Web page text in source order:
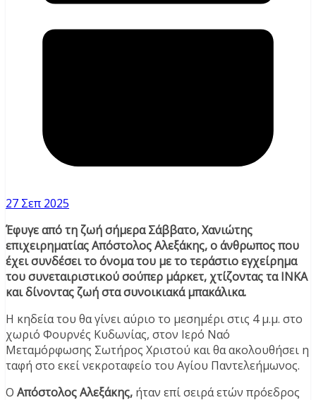
27 Σεπ 2025
Έφυγε από τη ζωή σήμερα Σάββατο, Χανιώτης
επιχειρηματίας Απόστολος Αλεξάκης, ο άνθρωπος που
έχει συνδέσει το όνομα του με το τεράστιο εγχείρημα
του συνεταιριστικού σούπερ μάρκετ, χτίζοντας τα ΙΝΚΑ
και δίνοντας ζωή στα συνοικιακά μπακάλικα.
Η κηδεία του θα γίνει αύριο το μεσημέρι στις 4 μ.μ. στο
χωριό Φουρνές Κυδωνίας, στον Ιερό Ναό
Μεταμόρφωσης Σωτήρος Χριστού και θα ακολουθήσει η
ταφή στο εκεί νεκροταφείο του Αγίου Παντελεήμωνος.
O Απόστολος Αλεξάκης, ήταν επί σειρά ετών πρόεδρος